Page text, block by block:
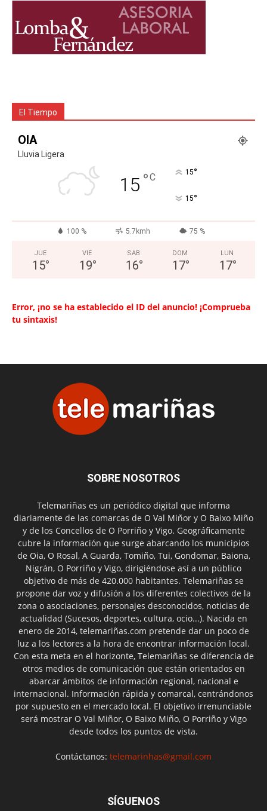
El Tiempo
OIA
Lluvia Ligera
15 °C 15°
15°
100 % 5.7kmh 75 %
JUE
15°
VIE
19°
SAB
16°
DOM
17°
LUN
17°
Error, ¡no se ha establecido el ID del anuncio! ¡Comprueba
tu sintaxis!
SOBRE NOSOTROS
Telemariñas es un periódico digital que informa
diariamente de las comarcas de O Val Miñor y O Baixo Miño
y de los Concellos de O Porriño y Vigo. Geográficamente
cubre la información que surge abarcando los municipios
de Oia, O Rosal, A Guarda, Tomiño, Tui, Gondomar, Baiona,
Nigrán, O Porriño y Vigo, dirigiéndose así a un público
objetivo de más de 420.000 habitantes. Telemariñas se
propone dar voz y difusión a los diferentes colectivos de la
zona o asociaciones, personajes desconocidos, noticias de
actualidad (Sucesos, deportes, cultura, ocio...). Nacida en
enero de 2014, telemariñas.com pretende dar un poco de
luz a los lectores a la hora de encontrar información local.
Con esta meta en el horizonte, Telemariñas se diferencia de
otros medios de comunicación que están orientados en
abarcar ámbitos de información regional, nacional e
internacional. Información rápida y comarcal, centrándonos
por supuesto en el mercado local. El objetivo irrenunciable
será mostrar O Val Miñor, O Baixo Miño, O Porriño y Vigo
desde todos los puntos de vista.
Contáctanos: telemarinhas@gmail.com
SÍGUENOS